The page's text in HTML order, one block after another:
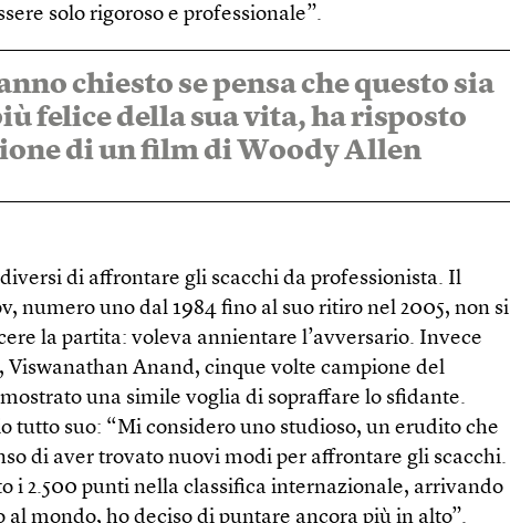
solo rigoroso e professionale”.
chiesto se pensa che questo sia
felice della sua vita, ha risposto
di un film di Woody Allen
di affrontare gli scacchi da professionista. Il
numero uno dal 1984 fino al suo ritiro nel 2005, non si
la partita: voleva annientare l’avversario. Invece
Viswanathan Anand, cinque volte campione del
una simile voglia di sopraffare lo sfidante.
tutto suo: “Mi considero uno studioso, un erudito che
di aver trovato nuovi modi per affrontare gli scacchi.
i 2.500 punti nella classifica internazionale, arrivando
mondo, ho deciso di puntare ancora più in alto”.